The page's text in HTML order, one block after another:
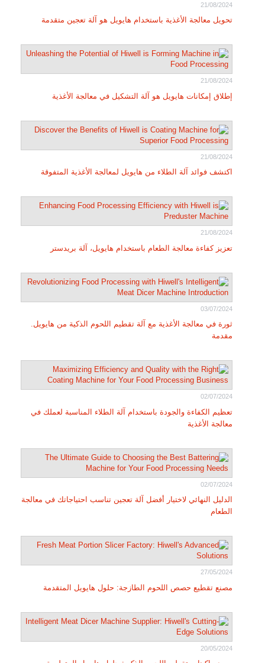
21/08/2024
تحويل معالجة الأغذية باستخدام هايويل هو آلة تعجين متقدمة
21/08/2024
إطلاق إمكانات هايويل هو آلة التشكيل في معالجة الأغذية
21/08/2024
اكتشف فوائد آلة الطلاء من هايويل لمعالجة الأغذية المتفوقة
21/08/2024
تعزيز كفاءة معالجة الطعام باستخدام هايويل، آلة بريدستر
03/07/2024
ثورة في معالجة الأغذية مع آلة تقطيم اللحوم الذكية من هايويل.
مقدمة
02/07/2024
تعظيم الكفاءة والجودة باستخدام آلة الطلاء المناسبة لعملك في
معالجة الأغذية
02/07/2024
الدليل النهائي لاختيار أفضل آلة تعجين تناسب احتياجاتك في معالجة
الطعام
27/05/2024
مصنع تقطيع حصص اللحوم الطازجة: حلول هايويل المتقدمة
20/05/2024